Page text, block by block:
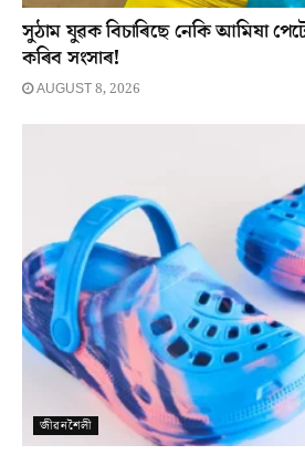
সুঠাম যুৱক বিচাৰিছে নেকি আমিষা
কৰিব সংসাৰ!
AUGUST 8, 2026
জীৱনশৈলী